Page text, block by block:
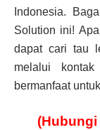
Indonesia.
Solution ini!
dapat cari tau
melalui
bermanfaat